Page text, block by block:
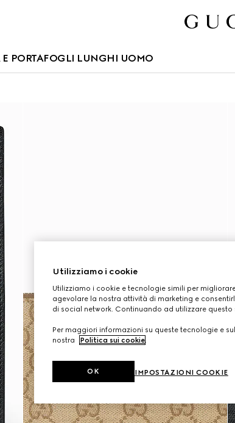
PORTAFOGLI LUNGHI UOMO
Utilizziamo i cookie
Utilizziamo i cookie e tecnologie simili per
agevolare la nostra attività di marketing e
di social network. Continuando ad utilizzare
Per maggiori informazioni su queste tecnologie e
nostra
Politica sui cookie.
IMPOSTAZIONI COOKIE
OK